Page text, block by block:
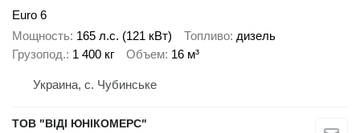
Euro 6
Мощность 165 л.с. (121 кВт) Топливо дизель
Грузопод. 1 400 кг Объем 16 м³
Украина, с. Чубинське
ТОВ "ВІДІ ЮНІКОМЕРС"